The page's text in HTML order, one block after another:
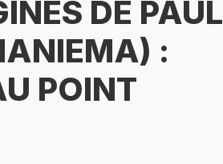
DE PAUL
:
POINT